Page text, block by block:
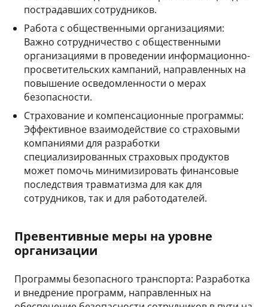
пострадавших сотрудников.
Работа с общественными организациями:
Важно сотрудничество с общественными
организациями в проведении информационно-
просветительских кампаний, направленных на
повышение осведомленности о мерах
безопасности.
Страхование и компенсационные программы:
Эффективное взаимодействие со страховыми
компаниями для разработки
специализированных страховых продуктов
может помочь минимизировать финансовые
последствия травматизма для как для
сотрудников, так и для работодателей.
Превентивные меры на уровне
организации
Программы безопасного транспорта: Разработка
и внедрение программ, направленных на